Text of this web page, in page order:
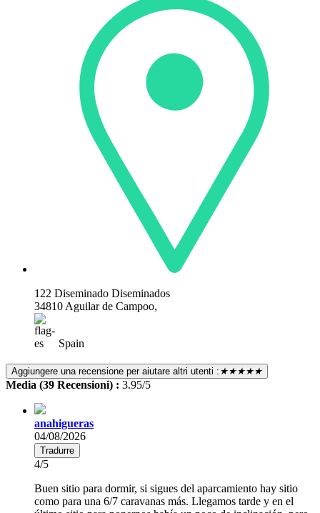
122 Diseminado Diseminados
34810 Aguilar de Campoo,
Spain
Aggiungere una recensione per aiutare altri utenti : ★★★★★
Media (39 Recensioni) : 3.95/5
anahigueras
04/08/2026
Tradurre
4/5
Buen sitio para dormir, si sigues del aparcamiento hay sitio
como para una 6/7 caravanas más. Llegamos tarde y en el